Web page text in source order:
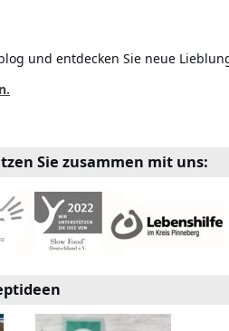
und entdecken Sie neue
Sie zusammen mit uns: